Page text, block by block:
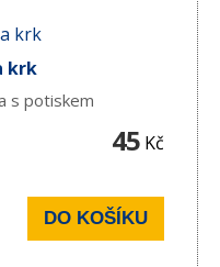
krk
s potiskem
45 Kč
DO KOŠÍKU